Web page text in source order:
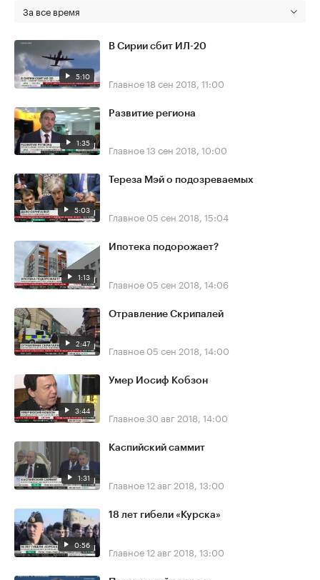
За все время
5:10
В Сирии сбит ИЛ-20
Главное18 сен 2018, 11:00
1:35
Развитие региона
Главное13 сен 2018, 10:00
5:03
Тереза Мэй о подозреваемых
Главное 05 сен 2018, 15:04
1:13
Ипотека подорожает?
Главное 05 сен 2018, 14:06
2:47
Отравление Скрипалей
Главное 05 сен 2018, 14:00
3:44
Умер Иосиф Кобзон
Главное30 авг 2018, 14:00
1:31
Каспийский саммит
Главное12 авг 2018, 13:00
0:56
18 лет гибели «Курска»
Главное12 авг 2018, 13:00